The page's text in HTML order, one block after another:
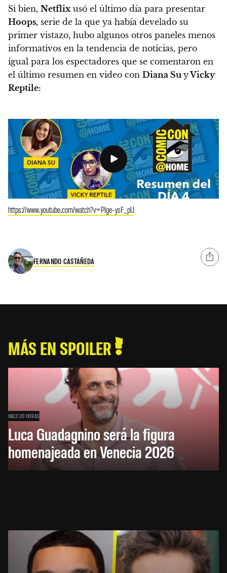
Si bien, Netflixusó el último día para presentar
Hoops, serie de la que ya había develado su
primer vistazo, hubo algunos otros paneles menos
informativos en la tendencia de noticias, pero
igual para los espectadores que se comentaron en
el último resumen en video con Diana SuyVicky
Reptile:
https://www.youtube.com/watch?v=PIge-ysF_pU
FERNANDO CASTAÑEDA
MÁS EN SPOILER
HACE 20 HORAS
Luca Guadagnino será la figura
homenajeada en Venecia 2026